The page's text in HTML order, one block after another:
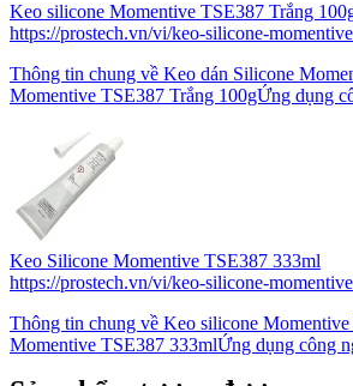
Keo silicone Momentive TSE387 Trắng
https://prostech.vn/vi/keo-silicone-
Thông tin chung về Keo dán Silicone
Momentive TSE387 Trắng 100gỨng dụng
Keo Silicone Momentive TSE387 333ml
https://prostech.vn/vi/keo-silicone-
Thông tin chung về Keo silicone
Momentive TSE387 333mlỨng dụng công